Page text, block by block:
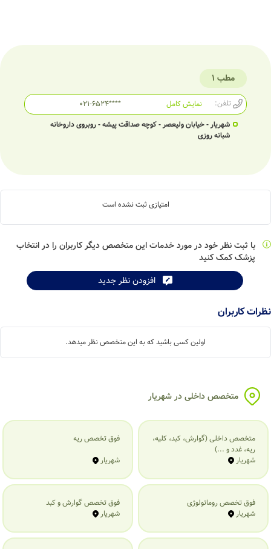
مطب 1
تلفن: 021-6524****
نمایش کامل
شهریار - خیابان ولیعصر - کوچه صداقت پیشه - روبروی داروخانه
شبانه روزی
امتیازی ثبت نشده است
با ثبت نظر خود در مورد خدمات این متخصص دیگر کاربران را در انتخاب
پزشک کمک کنید
افزودن نظر جدید
نظرات کاربران
اولین کسی باشید که به این متخصص نظر میدهد.
متخصص داخلی در شهریار
متخصص داخلی (گوارش، کبد، کلیه،
ریه، غدد و ...)
شهریار
فوق تخصص ریه
شهریار
فوق تخصص روماتولوژی
شهریار
فوق تخصص گوارش و کبد
شهریار